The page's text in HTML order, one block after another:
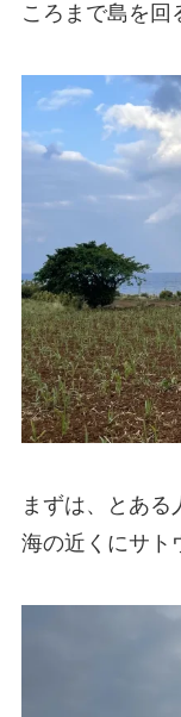
ころまで島を回
まずは、とある
海の近くにサト